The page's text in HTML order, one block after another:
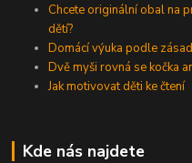
Chcete originální obal na
dětí?
Domácí výuka podle
Dvě myši rovná se kočka
Jak motivovat děti ke čtení
Kde nás najdete